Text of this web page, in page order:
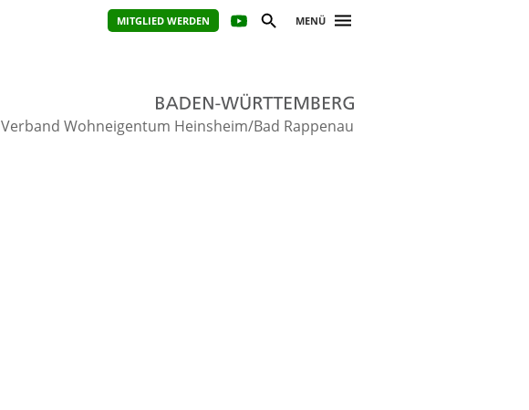
MITGLIED WERDEN MENÜ
Verband Wohneigentum Heinsheim/Bad Rappenau